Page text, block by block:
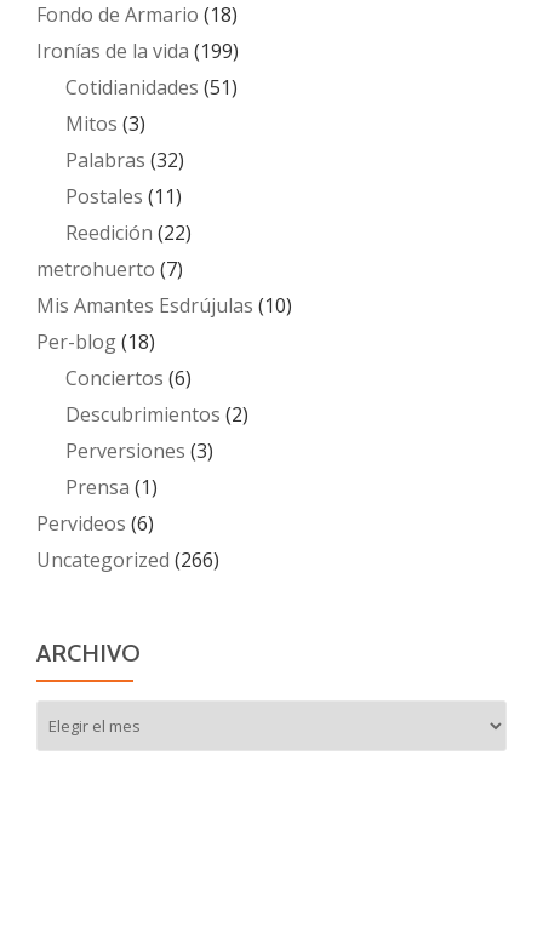
Fondo de Armario (18)
Ironías de la vida (199)
Cotidianidades (51)
Mitos (3)
Palabras (32)
Postales (11)
Reedición (22)
metrohuerto (7)
Mis Amantes Esdrújulas (10)
Per-blog(18)
Conciertos (6)
Descubrimientos (2)
Perversiones (3)
Prensa (1)
Pervideos (6)
Uncategorized (266)
ARCHIVO